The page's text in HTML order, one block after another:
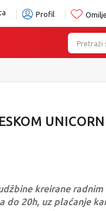
Profil
Pretraži
UNICORN
kreirane radnim
do 20h, uz plaćanje